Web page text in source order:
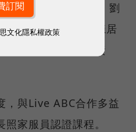
員工數累計6000人，劉
學習課程佔有率已穩居
鏈紀錄學員AI認證資
，與Live ABC合作多益
家服員認證課程。
文化隱私權政策